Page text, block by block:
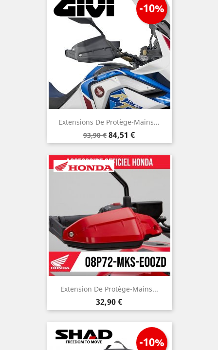
Extensions De Protège-Mains...
Prix
de
base
93,90 €
-10%
Prix
84,51 €
Extension De Protège-Mains...
Prix
32,90 €
-10%